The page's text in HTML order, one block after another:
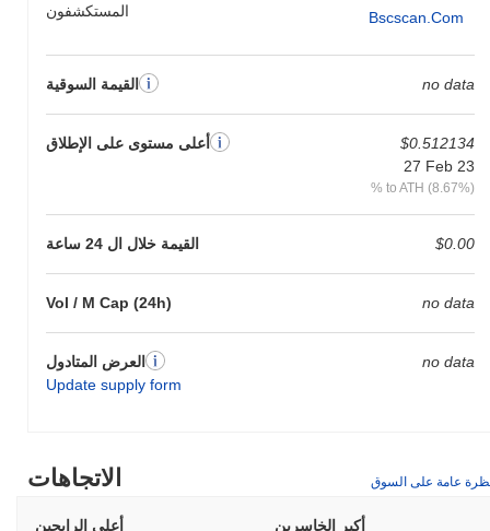
المستكشفون Bscscan.com
القيمة السوقية no data
أعلى مستوى على الإطلاق
$0.512134
27 Feb 23
% to ATH (8.67%)
القيمة خلال ال 24 ساعة $0.00
Vol / M Cap (24h) no data
العرض المتادول
Update supply form
no data
الاتجاهات عامة على السوق
أعلى الرابحين أكبر الخاسرين